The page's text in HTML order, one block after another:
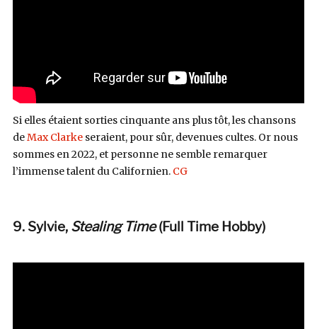
Si elles étaient sorties cinquante ans plus tôt, les chansons
deMax Clarkeseraient, pour sûr, devenues cultes. Or nous
sommes en 2022, et personne ne semble remarquer
l’immense talent du Californien. CG
9. Sylvie, Stealing Time(Full Time Hobby)